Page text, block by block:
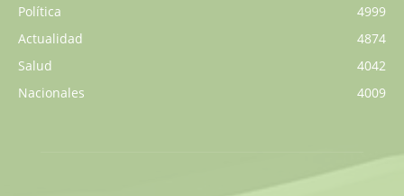
Política
4999
Actualidad
4874
Salud
4042
Nacionales
4009